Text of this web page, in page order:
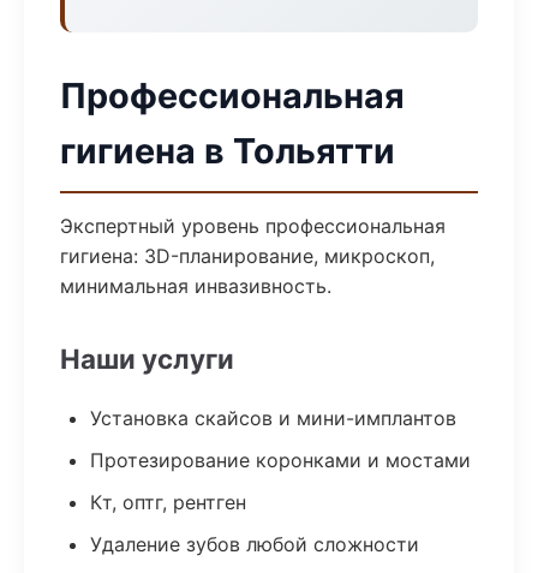
Профессиональная
гигиена в Тольятти
Экспертный уровень профессиональная
гигиена: 3D-планирование, микроскоп,
минимальная инвазивность.
Наши услуги
Установка скайсов и мини-имплантов
Протезирование коронками и мостами
Кт, оптг, рентген
Удаление зубов любой сложности